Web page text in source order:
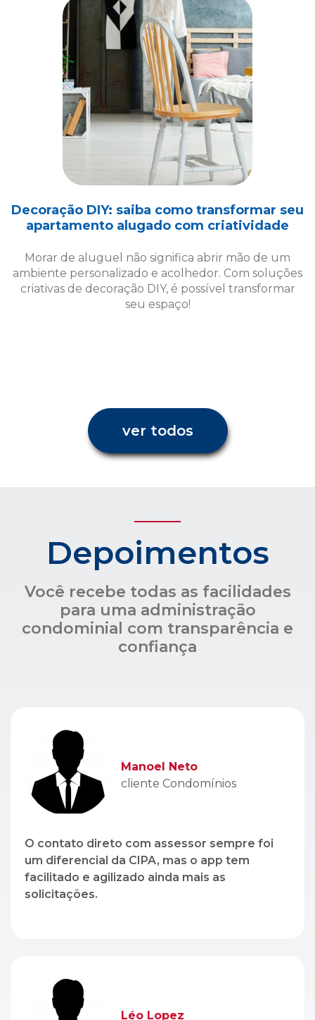
Decoração DIY: saiba como transformar seu
apartamento alugado com criatividade
Morar de aluguel não significa abrir mão de um
ambiente personalizado e acolhedor. Com soluções
criativas de decoração DIY, é possível transformar
seu espaço!
ver todos
Depoimentos
Você recebe todas as facilidades
para uma administração
condominial com transparência e
confiança
Manoel Neto
cliente Condomínios
O contato direto com assessor sempre foi
um diferencial da CIPA, mas o app tem
facilitado e agilizado ainda mais as
solicitações.
Léo Lopez